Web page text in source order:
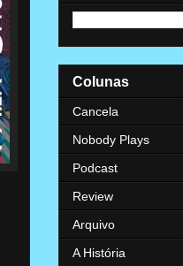
Colunas
Cancela
Nobody Plays
Podcast
Review
Arquivo
A História